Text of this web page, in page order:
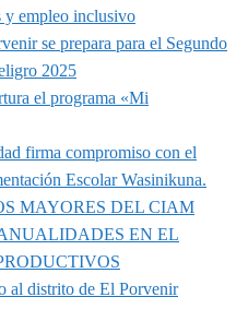
y empleo inclusivo
se prepara para el Segundo
2025
el programa «Mi
firma compromiso con el
Escolar Wasinikuna.
MAYORES DEL CIAM
EN EL
al distrito de El Porvenir